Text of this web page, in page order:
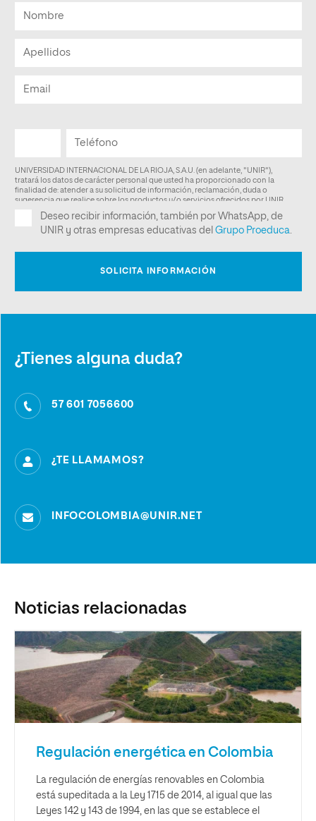
¿Tienes alguna duda?
57 601 7056600
¿TE LLAMAMOS?
INFOCOLOMBIA@UNIR.NET
Noticias relacionadas
Regulación energética en Colombia
La regulación de energías renovables en Colombia
está supeditada a la Ley 1715 de 2014, al igual que las
Leyes 142 y 143 de 1994, en las que se establece el